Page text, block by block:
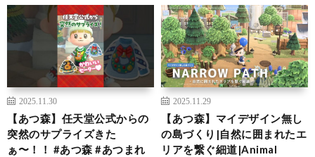
2025.11.30
【あつ森】任天堂公式からの
突然のサプライズきた
ぁ〜！！ #あつ森 #あつまれ
2025.11.29
【あつ森】マイデザイン無し
の島づくり|自然に囲まれたエ
リアを繋ぐ細道|Animal